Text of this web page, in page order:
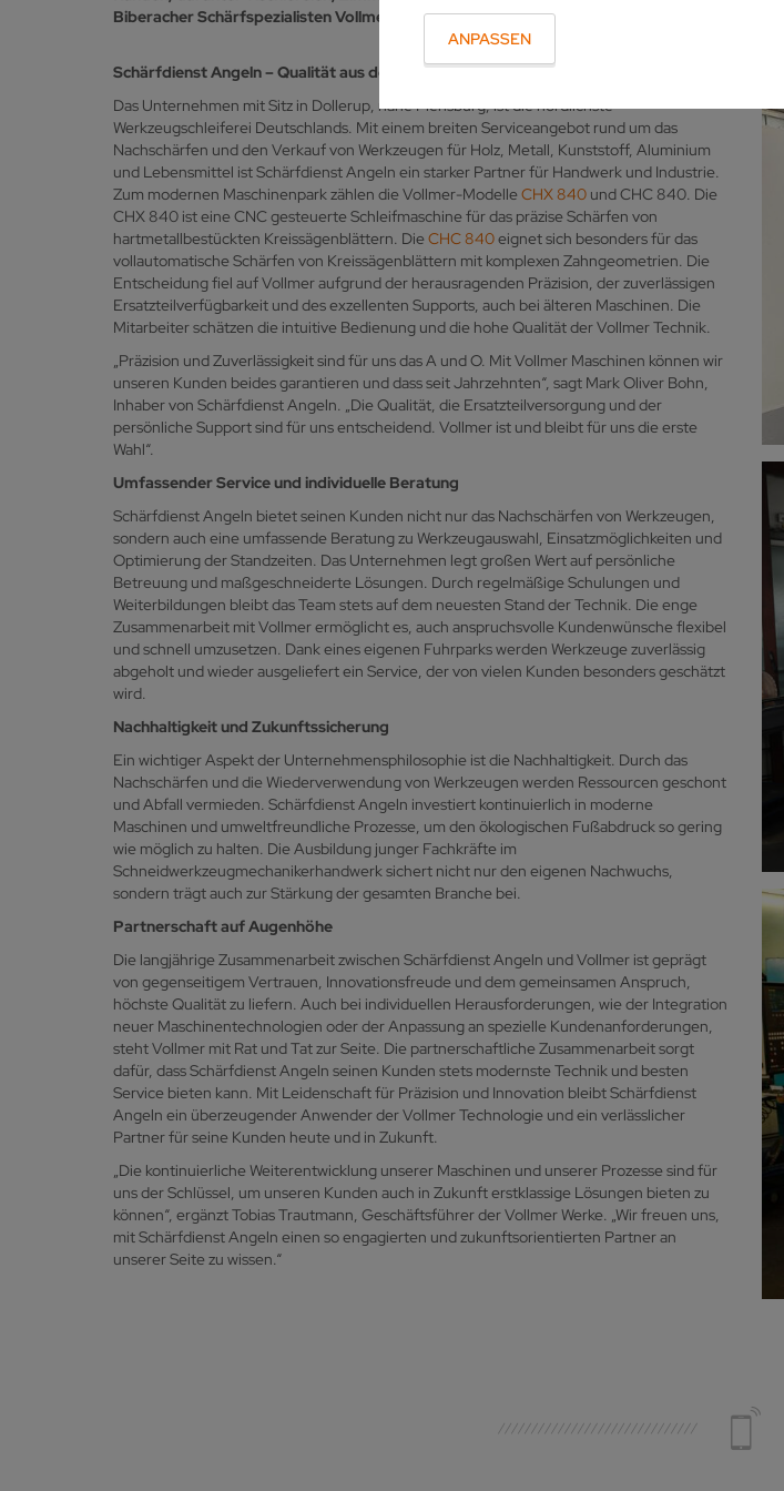
ANPASSEN
Biberacher Schärfspezialisten Vollmer.
Schärfdienst Angeln – Qualität aus dem Norden
Das Unternehmen mit Sitz in Dollerup, nahe Flensburg, ist die nördlichste
Werkzeugschleiferei Deutschlands. Mit einem breiten Serviceangebot rund um das
Nachschärfen und den Verkauf von Werkzeugen für Holz, Metall, Kunststoff, Aluminium
und Lebensmittel ist Schärfdienst Angeln ein starker Partner für Handwerk und Industrie.
Zum modernen Maschinenpark zählen die Vollmer-Modelle CHX 840 und CHC 840. Die
CHX 840 ist eine CNC gesteuerte Schleifmaschine für das präzise Schärfen von
hartmetallbestückten Kreissägenblättern. Die CHC 840eignet sich besonders für das
vollautomatische Schärfen von Kreissägenblättern mit komplexen Zahngeometrien. Die
Entscheidung fiel auf Vollmer aufgrund der herausragenden Präzision, der zuverlässigen
Ersatzteilverfügbarkeit und des exzellenten Supports, auch bei älteren Maschinen. Die
Mitarbeiter schätzen die intuitive Bedienung und die hohe Qualität der Vollmer Technik.
„Präzision und Zuverlässigkeit sind für uns das A und O. Mit Vollmer Maschinen können wir
unseren Kunden beides garantieren und dass seit Jahrzehnten“, sagt Mark Oliver Bohn,
Inhaber von Schärfdienst Angeln. „Die Qualität, die Ersatzteilversorgung und der
persönliche Support sind für uns entscheidend. Vollmer ist und bleibt für uns die erste
Wahl“.
Umfassender Service und individuelle Beratung
Schärfdienst Angeln bietet seinen Kunden nicht nur das Nachschärfen von Werkzeugen,
sondern auch eine umfassende Beratung zu Werkzeugauswahl, Einsatzmöglichkeiten und
Optimierung der Standzeiten. Das Unternehmen legt großen Wert auf persönliche
Betreuung und maßgeschneiderte Lösungen. Durch regelmäßige Schulungen und
Weiterbildungen bleibt das Team stets auf dem neuesten Stand der Technik. Die enge
Zusammenarbeit mit Vollmer ermöglicht es, auch anspruchsvolle Kundenwünsche flexibel
und schnell umzusetzen. Dank eines eigenen Fuhrparks werden Werkzeuge zuverlässig
abgeholt und wieder ausgeliefert ein Service, der von vielen Kunden besonders geschätzt
wird.
Nachhaltigkeit und Zukunftssicherung
Ein wichtiger Aspekt der Unternehmensphilosophie ist die Nachhaltigkeit. Durch das
Nachschärfen und die Wiederverwendung von Werkzeugen werden Ressourcen geschont
und Abfall vermieden. Schärfdienst Angeln investiert kontinuierlich in moderne
Maschinen und umweltfreundliche Prozesse, um den ökologischen Fußabdruck so gering
wie möglich zu halten. Die Ausbildung junger Fachkräfte im
Schneidwerkzeugmechanikerhandwerk sichert nicht nur den eigenen Nachwuchs,
sondern trägt auch zur Stärkung der gesamten Branche bei.
Partnerschaft auf Augenhöhe
Die langjährige Zusammenarbeit zwischen Schärfdienst Angeln und Vollmer ist geprägt
von gegenseitigem Vertrauen, Innovationsfreude und dem gemeinsamen Anspruch,
höchste Qualität zu liefern. Auch bei individuellen Herausforderungen, wie der Integration
neuer Maschinentechnologien oder der Anpassung an spezielle Kundenanforderungen,
steht Vollmer mit Rat und Tat zur Seite. Die partnerschaftliche Zusammenarbeit sorgt
dafür, dass Schärfdienst Angeln seinen Kunden stets modernste Technik und besten
Service bieten kann. Mit Leidenschaft für Präzision und Innovation bleibt Schärfdienst
Angeln ein überzeugender Anwender der Vollmer Technologie und ein verlässlicher
Partner für seine Kunden heute und in Zukunft.
„Die kontinuierliche Weiterentwicklung unserer Maschinen und unserer Prozesse sind für
uns der Schlüssel, um unseren Kunden auch in Zukunft erstklassige Lösungen bieten zu
können“, ergänzt Tobias Trautmann, Geschäftsführer der Vollmer Werke. „Wir freuen uns,
mit Schärfdienst Angeln einen so engagierten und zukunftsorientierten Partner an
unserer Seite zu wissen.“